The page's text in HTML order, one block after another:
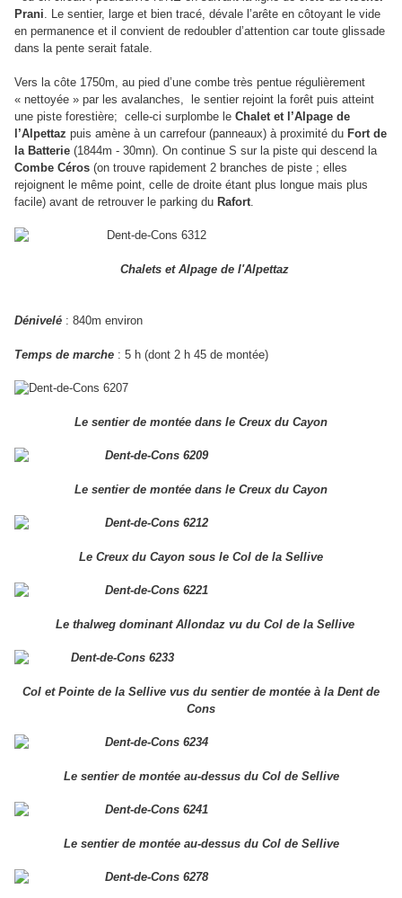
Prani. Le sentier, large et bien tracé, dévale l’arête en côtoyant le vide
en permanence et il convient de redoubler d’attention car toute glissade
dans la pente serait fatale.
Vers la côte 1750m, au pied d’une combe très pentue régulièrement
« nettoyée » par les avalanches,
le sentier rejoint la forêt puis atteint
une piste forestière; celle-ci surplombe le Chalet et l’Alpage de
l’Alpettaz puis amène à un carrefour (panneaux) à proximité du Fort de
la Batterie (1844m - 30mn). On continue S sur la piste qui descend la
Combe Céros (on trouve rapidement 2 branches de piste ; elles
rejoignent le même point, celle de droite étant plus longue mais plus
facile) avant de retrouver le parking du Rafort.
Chalets et Alpage de l'Alpettaz
Dénivelé : 840m environ
Temps de marche : 5 h (dont 2 h 45 de montée)
Le sentier de montée dans le Creux du Cayon
Le sentier de montée dans le Creux du Cayon
Le Creux du Cayon sous le Col de la Sellive
Le thalweg dominant Allondaz vu du Col de la Sellive
Col et Pointe de la Sellive vus du sentier de montée à la Dent de
Cons
Le sentier de montée au-dessus du Col de Sellive
Le sentier de montée au-dessus du Col de Sellive